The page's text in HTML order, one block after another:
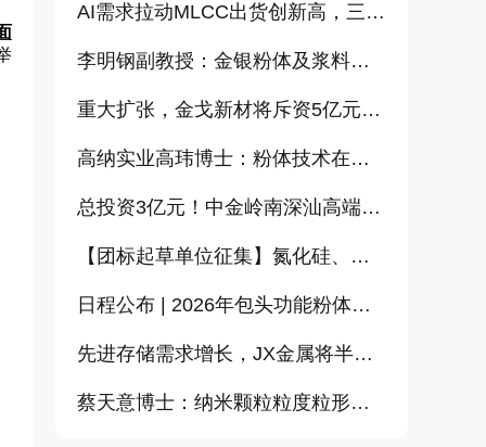
AI需求拉动MLCC出货创新高，三星、太阳诱电相继涨价
李明钢副教授：金银粉体及浆料增值化路径探讨（报告）
重大扩张，金戈新材将斥资5亿元打造“功能性粉体新材料智能制造基地”
高纳实业高玮博士：粉体技术在电池材料工业中的进展与需求（报告）
总投资3亿元！中金岭南深汕高端金属复合材料扩产项目正式开工
【团标起草单位征集】氮化硅、金刚石、碳化铪、氧化铝等
日程公布 | 2026年包头功能粉体论坛暨CEMIA粉体技术分会2026年会
先进存储需求增长，JX金属将半导体溅射靶材加工能力提升至约2倍
蔡天意博士：纳米颗粒粒度粒形定量测量（偏振图像动态光散射）新技术